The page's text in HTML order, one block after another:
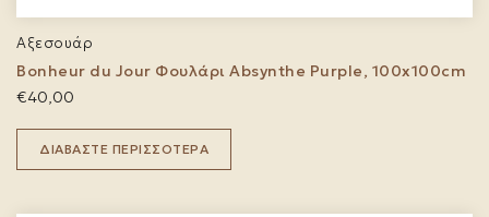
Αξεσουάρ
Bonheur du Jour Φουλάρι Absynthe Purple, 100x100cm
€40,00
ΔΙΑΒΆΣΤΕ ΠΕΡΙΣΣΌΤΕΡΑ